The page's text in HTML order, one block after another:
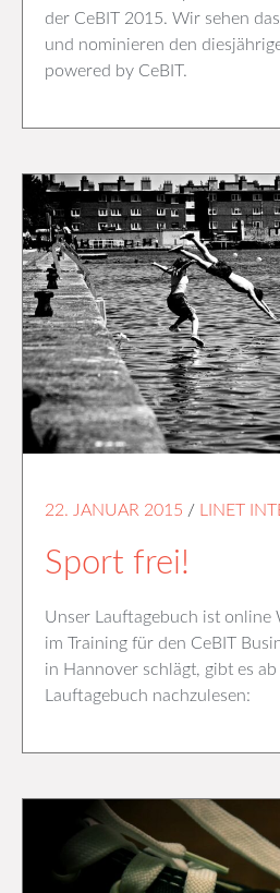
der CeBIT 2015. Wir sehen
und nominieren den
powered by CeBIT.
22. JANUAR 2015 / LINET
Sport frei!
Unser Lauftagebuch ist online
im Training für den CeBIT
in Hannover schlägt, gibt es
Lauftagebuch nachzulesen: